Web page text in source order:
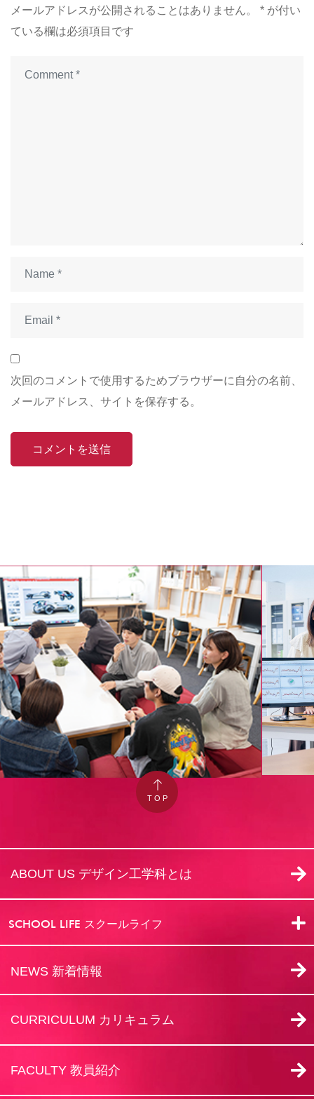
メールアドレスが公開されることはありません。 * が付い
ている欄は必須項目です
次回のコメントで使用するためブラウザーに自分の名前、
メールアドレス、サイトを保存する。
TOP
ABOUT US デザイン工学科とは​
SCHOOL LIFE スクールライフ
NEWS 新着情報​
CURRICULUM カリキュラム
FACULTY 教員紹介​